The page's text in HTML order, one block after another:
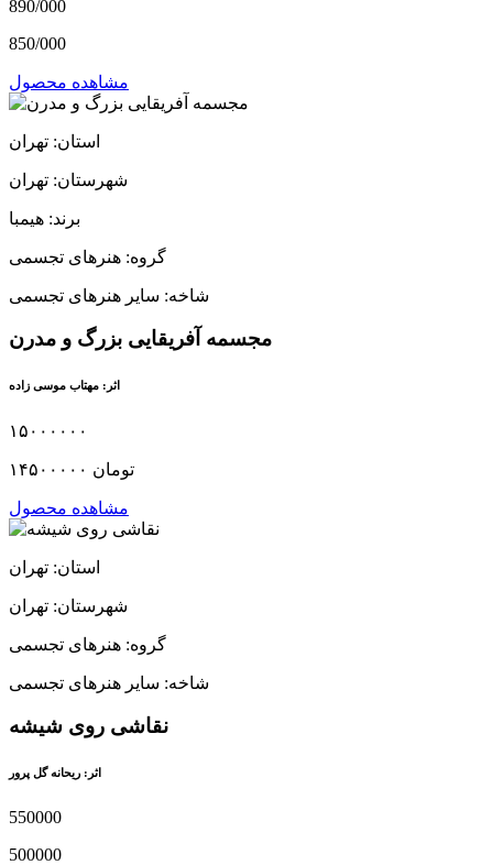
890/000
850/000
مشاهده محصول
استان: تهران
شهرستان: تهران
برند: هیمبا
گروه: هنرهای تجسمی
شاخه: سایر هنرهای تجسمی
مجسمه آفریقایی بزرگ و مدرن
اثر: مهتاب موسی زاده
۱۵۰۰۰۰۰۰
۱۴۵۰۰۰۰۰ تومان
مشاهده محصول
استان: تهران
شهرستان: تهران
گروه: هنرهای تجسمی
شاخه: سایر هنرهای تجسمی
نقاشی روی شیشه
اثر: ریحانه گل پرور
550000
500000